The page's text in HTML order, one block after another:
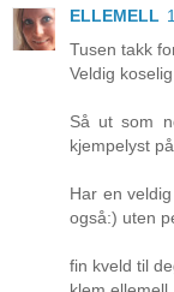
ELLEMELL
Tusen takk
Veldig
Så ut som
kjempelyst
Har en
også:) uten
fin kveld til